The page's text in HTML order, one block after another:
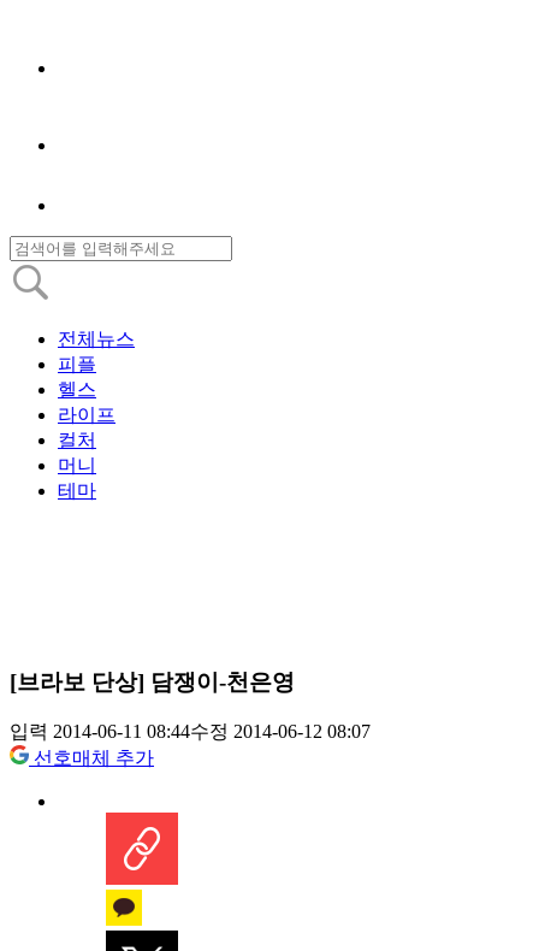
전체뉴스
피플
헬스
라이프
컬처
머니
테마
[브라보 단상] 담쟁이-천은영
입력 2014-06-11 08:44수정 2014-06-12 08:07
선호매체 추가